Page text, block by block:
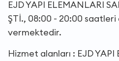
EJD YAPI ELEMANLARI
ŞTİ., 08:00 - 20:00 saatleri
vermektedir.
Hizmet alanları : EJD